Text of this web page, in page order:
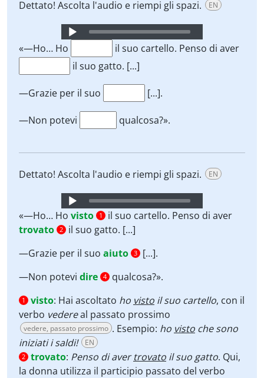
Dettato! Ascolta l'audio e riempi gli spazi. EN
Audio
Player
«—Ho… Ho
il suo cartello. Penso di aver
il suo gatto. [...]
—Grazie per il suo [...].
—Non potevi qualcosa?».
Dettato! Ascolta l'audio e riempi gli spazi. EN
Audio
Player
«—Ho… Ho visto 1
il suo cartello. Penso di aver
trovato 2
il suo gatto. [...]
—Grazie per il suo aiuto 3
[...].
—Non potevi dire 4 qualcosa?».
1 visto: Hai ascoltato ho visto il suo cartello, con il
verbo vedereal passato prossimo
vedere, passato prossimo . Esempio: ho visto che sono
iniziati i saldi!
EN
2 trovato: Penso di avertrovato il suo gatto. Qui,
la donna utilizza il participio passato del verbo